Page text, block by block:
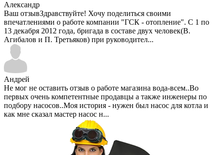
Александр
Ваш отзывЗдравствуйте! Хочу поделиться своими
впечатлениями о работе компании "ГСК - отопление". С 1 по
13 декабря 2012 года, бригада в составе двух человек(В.
Агибалов и П. Третьяков) при руководител...
Андрей
Не мог не оставить отзыв о работе магазина вода-всем..Во
первых очень компетентные продавцы а также инженеры по
подбору насосов..Моя история - нужен был насос для котла и
как мне сказал мастер насос н...